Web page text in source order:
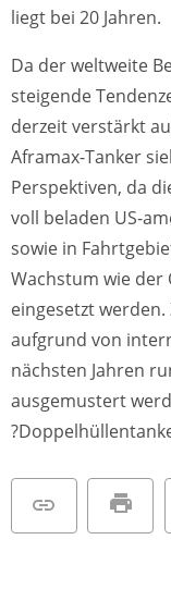
liegt bei 20 Jahren.
Da der weltweite
steigende
derzeit verstärkt
Aframax-Tanker
Perspektiven, da
voll beladen US-
sowie in
Wachstum wie der
eingesetzt
aufgrund von
nächsten Jahren
ausgemustert